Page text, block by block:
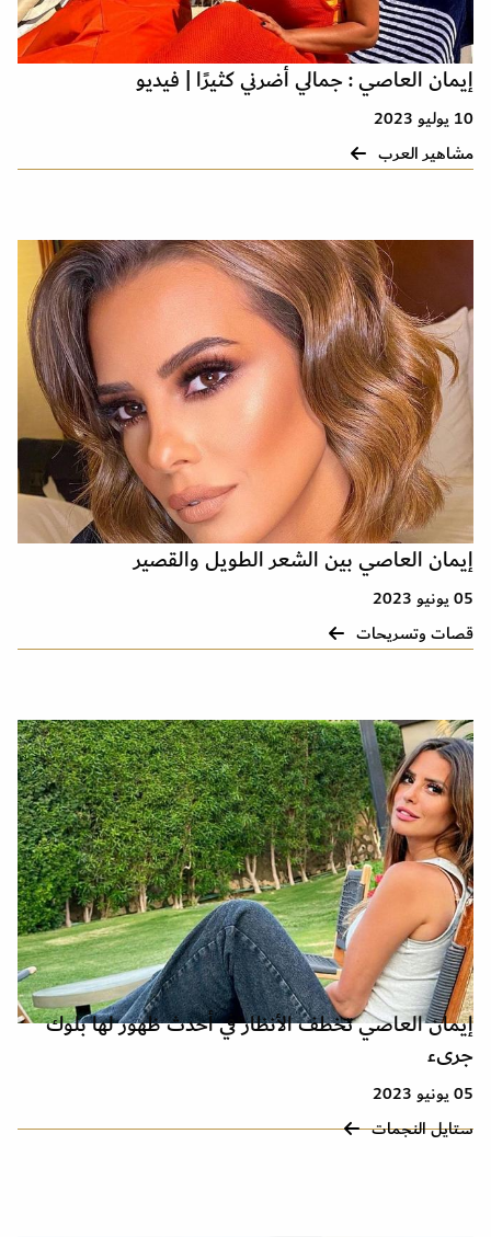
إيمان العاصي : جمالي أضرني كثيرًا | فيديو
10 يوليو 2023
مشاهير العرب
إيمان العاصي بين الشعر الطويل والقصير
05 يونيو 2023
قصات وتسريحات
إيمان العاصي تخطف الأنظار في أحدث ظهور لها بلوك
جرىء
05 يونيو 2023
ستايل النجمات